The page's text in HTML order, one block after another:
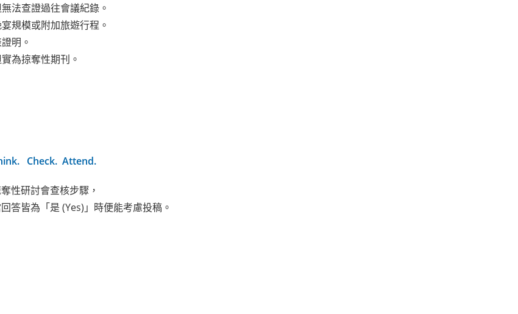
法查證過往會議紀錄。
規模或附加旅遊行程。
明。
為掠奪性期刊。
Check. Attend.
性研討會查核步驟，
答皆為「是 (Yes)」時便能考慮投稿。